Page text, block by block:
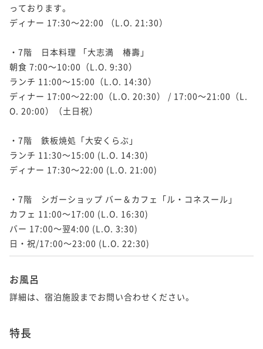
っております。
ディナー 17:30～22:00 （L.O. 21:30）
・7階　日本料理 「大志満　椿壽」
朝食 7:00～10:00（L.O. 9:30）
ランチ 11:00～15:00（L.O. 14:30）
ディナー 17:00～22:00（L.O. 20:30） / 17:00～21:00（L.
O. 20:00）（土日祝）
・7階　鉄板焼処「大安くらぶ」
ランチ 11:30～15:00 (L.O. 14:30)
ディナー 17:30～22:00 (L.O. 21:00)
・7階　シガーショップ バー＆カフェ「ル・コネスール」
カフェ 11:00～17:00 (L.O. 16:30)
バー 17:00～翌4:00 (L.O. 3:30)
日・祝/17:00～23:00 (L.O. 22:30)
お風呂
詳細は、宿泊施設までお問い合わせください。
特長